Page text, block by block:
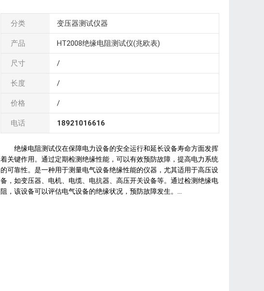
分类 变压器测试仪器
产品 HT2008绝缘电阻测试仪(兆欧表)
尺寸 /
长度 /
价格 /
电话 18921016616
绝缘电阻测试仪在保障电力设备的安全运行和延长设备寿命方面发挥
着关键作用。通过定期检测绝缘性能，可以有效预防故障，提高电力系统
的可靠性。是一种用于测量电气设备绝缘性能的仪器，尤其适用于高压设
备，如变压器、电机、电缆、电抗器、高压开关设备等。通过检测绝缘电
阻，该设备可以评估电气设备的绝缘状况，预防故障发生。...